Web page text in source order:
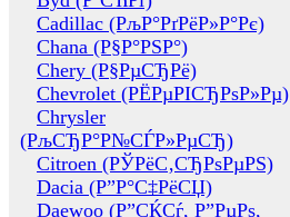
Cadillac (РљР°РґРёР»Р°Рє)
Chana (Р§Р°РЅР°)
Chery (Р§РµСЂРё)
Chevrolet (РЁРµРІСЂРѕР»Рµ)
Chrysler
(РљСЂР°Р№СЃР»РµСЂ)
Citroen (РЎРёС‚СЂРѕРµРЅ)
Dacia (Р”Р°С‡РёСЏ)
Daewoo (Р”СЌСѓ, Р”РµРѕ,